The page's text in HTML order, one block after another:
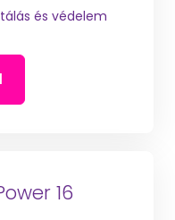
és védelem
16